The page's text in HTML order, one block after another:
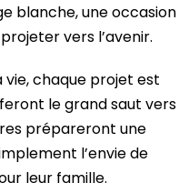
blanche, une occasion
vers l’avenir.
vie, chaque projet est
le grand saut vers
prépareront une
l’envie de
leur famille.